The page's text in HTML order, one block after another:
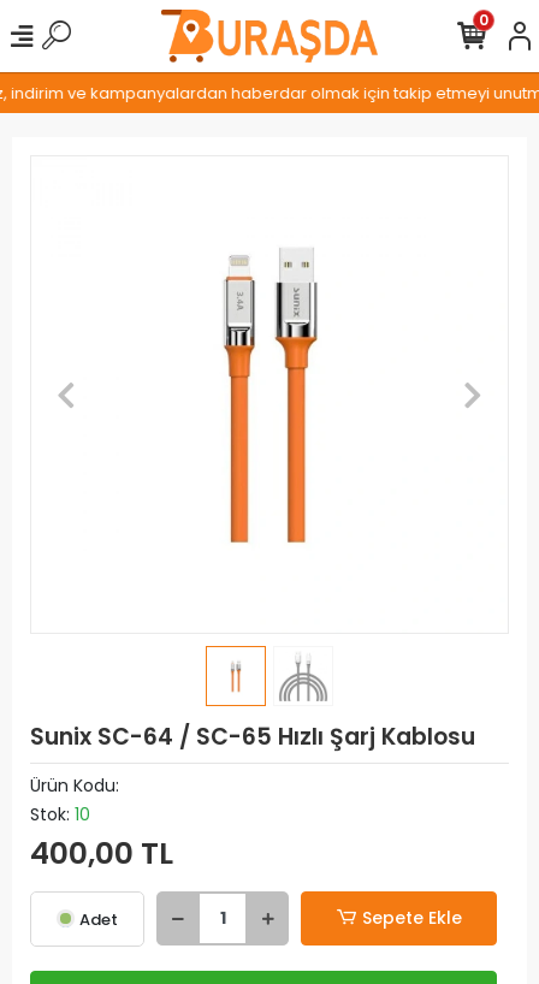
ve kampanyalardan haberdar olmak için takip etmeyi
0
Sunix SC-64 / SC-65 Hızlı Şarj Kablosu
Ürün Kodu:
Stok: 10
400,00 TL
Adet Sepete Ekle